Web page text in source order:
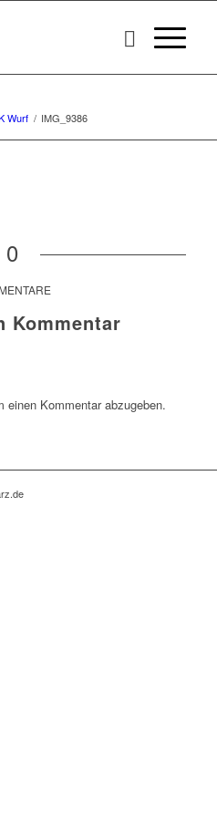
Wurf / IMG_9386
0
Kommentar
einen Kommentar abzugeben.